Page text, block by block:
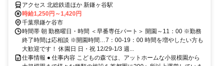
アクセス 北総鉄道ほか 新鎌ヶ谷駅
時給1,250円～1,420円
千葉県鎌ケ谷市
時間帯 朝 勤務曜日・時間 ＜早番専任パート＞ 開園～11：00 ※勤務
終了時間は応相談 ※開園時間…7：00-19：00 時間を増やしたい方も
大歓迎です！ 休園日 日・祝 12/29-1/3 週...
仕事情報 ● 仕事内容 こどもの森では、アットホームな小規模園から